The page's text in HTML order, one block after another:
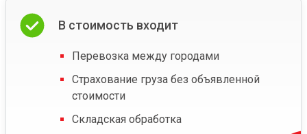
В стоимость входит
Перевозка между городами
Страхование груза без объявленной
стоимости
Складская обработка